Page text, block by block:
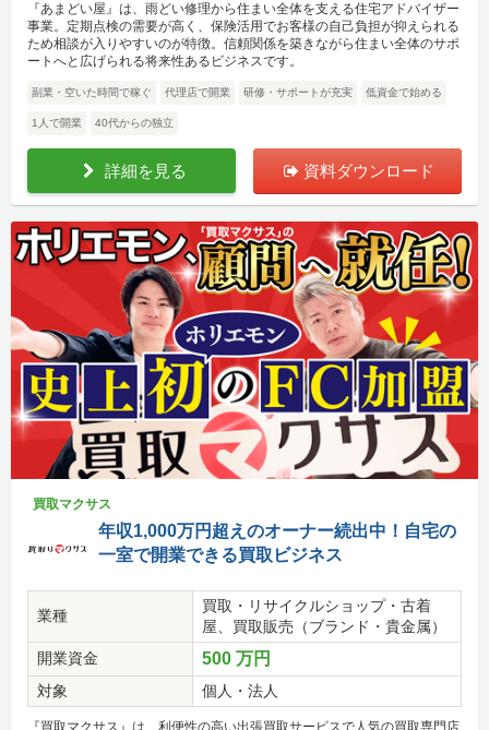
『あまどい屋』は、雨どい修理から住まい全体を支える住宅アドバイザー
事業。定期点検の需要が高く、保険活用でお客様の自己負担が抑えられる
ため相談が入りやすいのが特徴。信頼関係を築きながら住まい全体のサポ
ートへと広げられる将来性あるビジネスです。
副業・空いた時間で稼ぐ 代理店で開業 研修・サポートが充実 低資金で始める
1人で開業 40代からの独立
詳細を見る 資料ダウンロード
買取マクサス
年収1,000万円超えのオーナー続出中！自宅の
一室で開業できる買取ビジネス
業種
買取・リサイクルショップ・古着
屋、買取販売（ブランド・貴金属）
開業資金
500 万円
対象 個人・法人